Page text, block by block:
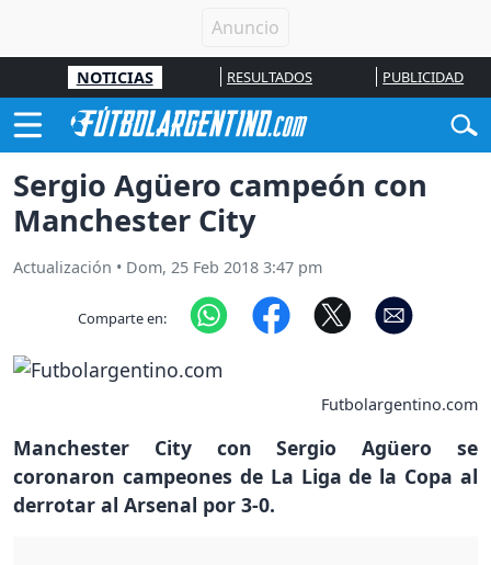
NOTICIAS RESULTADOS PUBLICIDAD
Sergio Agüero campeón con
Manchester City
Actualización • Dom, 25 Feb 2018 3:47 pm
Comparte en:
Futbolargentino.com
Manchester City con Sergio Agüero se
coronaron campeones de La Liga de la Copa al
derrotar al Arsenal por 3-0.